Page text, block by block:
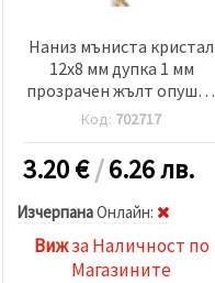
Наниз мъниста кристал
12x8 мм дупка 1 мм
прозрачен жълт опушен
~72 броя
Код: 702717
3.20€/6.26 лв.
ИзчерпанаOнлайн:
Вижза Наличност по
Магазините